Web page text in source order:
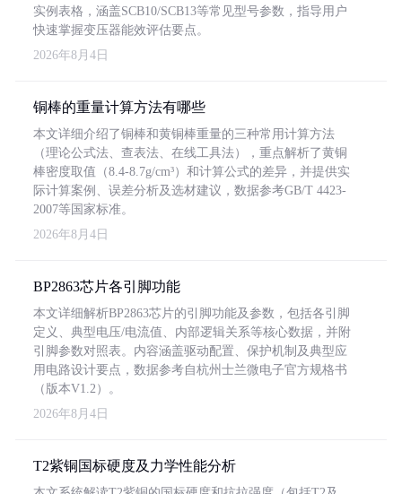
实例表格，涵盖SCB10/SCB13等常见型号参数，指导用户
快速掌握变压器能效评估要点。
2026年8月4日
铜棒的重量计算方法有哪些
本文详细介绍了铜棒和黄铜棒重量的三种常用计算方法
（理论公式法、查表法、在线工具法），重点解析了黄铜
棒密度取值（8.4-8.7g/cm³）和计算公式的差异，并提供实
际计算案例、误差分析及选材建议，数据参考GB/T 4423-
2007等国家标准。
2026年8月4日
BP2863芯片各引脚功能
本文详细解析BP2863芯片的引脚功能及参数，包括各引脚
定义、典型电压/电流值、内部逻辑关系等核心数据，并附
引脚参数对照表。内容涵盖驱动配置、保护机制及典型应
用电路设计要点，数据参考自杭州士兰微电子官方规格书
（版本V1.2）。
2026年8月4日
T2紫铜国标硬度及力学性能分析